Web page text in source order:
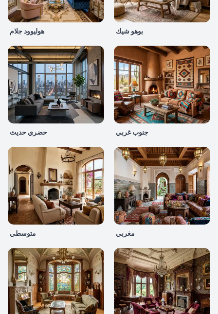
هوليوود جلام بوهو شيك
حضري حديث جنوب غربي
متوسطي مغربي